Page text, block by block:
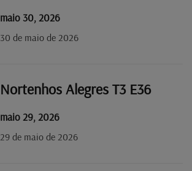
maio 30, 2026
30 de maio de 2026
Nortenhos Alegres T3 E36
maio 29, 2026
29 de maio de 2026